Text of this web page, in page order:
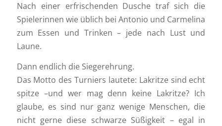
Nach einer erfrischenden Dusche traf sich die
Spielerinnen wie üblich bei Antonio und Carmelina
zum Essen und Trinken – jede nach Lust und
Laune.
Dann endlich die Siegerehrung.
Das Motto des Turniers lautete: Lakritze sind echt
spitze –und wer mag denn keine Lakritze? Ich
glaube, es sind nur ganz wenige Menschen, die
nicht gerne diese schwarze Süßigkeit – egal in